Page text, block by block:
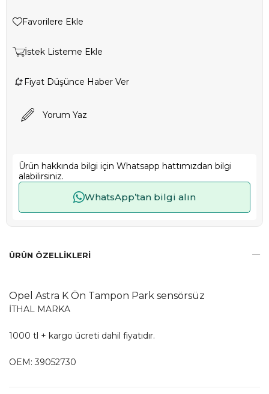
Favorilere Ekle
İstek Listeme Ekle
Fiyat Düşünce Haber Ver
Yorum Yaz
Ürün hakkında bilgi için Whatsapp hattımızdan bilgi
alabilirsiniz.
WhatsApp’tan bilgi alın
ÜRÜN ÖZELLIKLERI
Opel Astra K Ön Tampon Park sensörsüz
İTHAL MARKA
1000 tl + kargo ücreti dahil fiyatıdır.
OEM: 39052730